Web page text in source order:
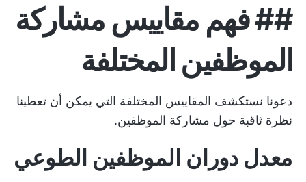
##فهم مقاييس مشاركة
الموظفين المختلفة
دعونا نستكشف المقاييس المختلفة التي يمكن أن تعطينا
نظرة ثاقبة حول مشاركة الموظفين.
معدل دوران الموظفين الطوعي